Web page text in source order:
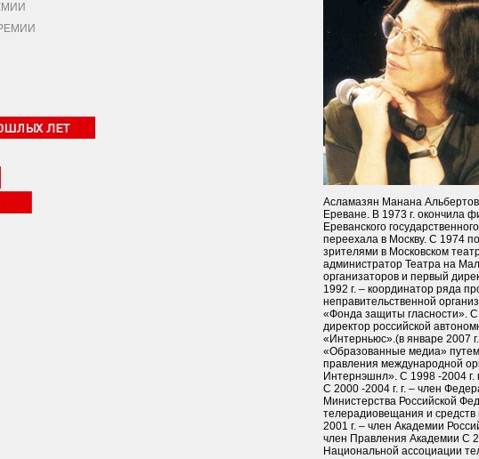
Асламазян Манана
Ереване. В 1973 г. окончила
Ереванского
переехала в Москву. С 1974
зрителями в Московском
администратор Театра на
организаторов и первый
1992 г. – координатор ряда
неправительственной
«Фонда защиты гласности». С
директор российской
«Интерньюс».(в январе 2007
«Образованные медиа»
правления международной
Интернэшнл». C 1998 -2004
С 2000 -2004 г. г. – член
Министерства Российской
телерадиовещания и
2001 г. – член Академии
член Правления Академии С
Национальной ассоциации